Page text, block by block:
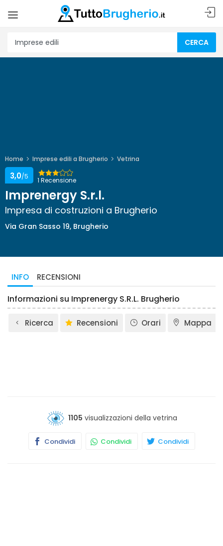
CERCA
Home Imprese edili a Brugherio Vetrina
1 Recensione
3,0/5
Imprenergy S.r.l.
Impresa di costruzioni a Brugherio
Via Gran Sasso 19, Brugherio
INFO RECENSIONI
Informazioni su Imprenergy S.R.L. Brugherio
Ricerca Recensioni Orari Mappa
1105 visualizzazioni della vetrina
Condividi Condividi Condividi